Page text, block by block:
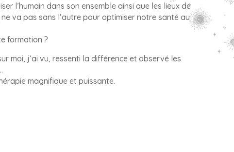
l’humain dans son ensemble ainsi que les lieux de
va pas sans l’autre pour optimiser notre santé au
formation ?
moi, j’ai vu, ressenti la différence et observé les
magnifique et puissante.